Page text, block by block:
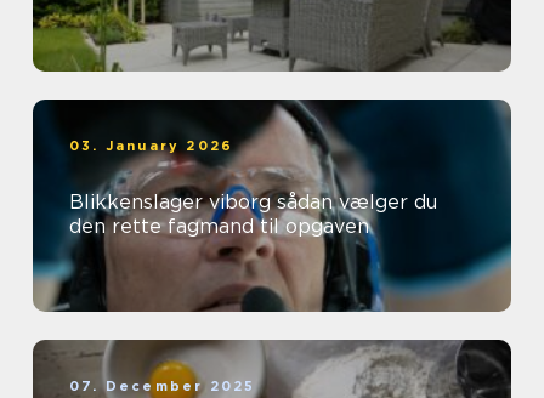
03. January 2026
Blikkenslager viborg sådan vælger du
den rette fagmand til opgaven
07. December 2025